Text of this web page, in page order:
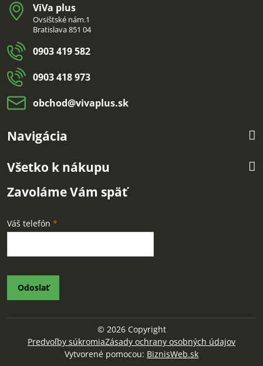
ViVa plus
Ovsištské nám.1
Bratislava 851 04
0903 419 582
0903 418 973
obchod​@vivaplus​.sk
Navigácia
Všetko k nákupu
Zavoláme Vám späť
Váš telefón *
Odoslať
© 2026Copyright
Predvoľby súkromiaZásady ochrany osobných údajov
Vytvorené pomocou: BiznisWeb.sk